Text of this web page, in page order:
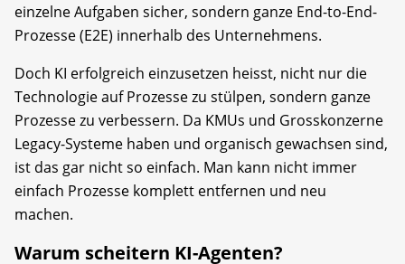
einzelne Aufgaben sicher, sondern ganze End-to-End-
Prozesse (E2E) innerhalb des Unternehmens.
Doch KI erfolgreich einzusetzen heisst, nicht nur die
Technologie auf Prozesse zu stülpen, sondern ganze
Prozesse zu verbessern. Da KMUs und Grosskonzerne
Legacy-Systeme haben und organisch gewachsen sind,
ist das gar nicht so einfach. Man kann nicht immer
einfach Prozesse komplett entfernen und neu
machen.
Warum scheitern KI-Agenten?